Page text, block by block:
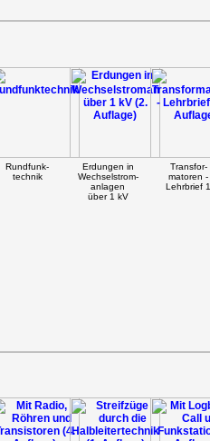
Rundfunk-
technik
Erdungen in
Wechselstrom-
anlagen
über 1 kV
Transfor-
matoren -
Lehrbrief 1